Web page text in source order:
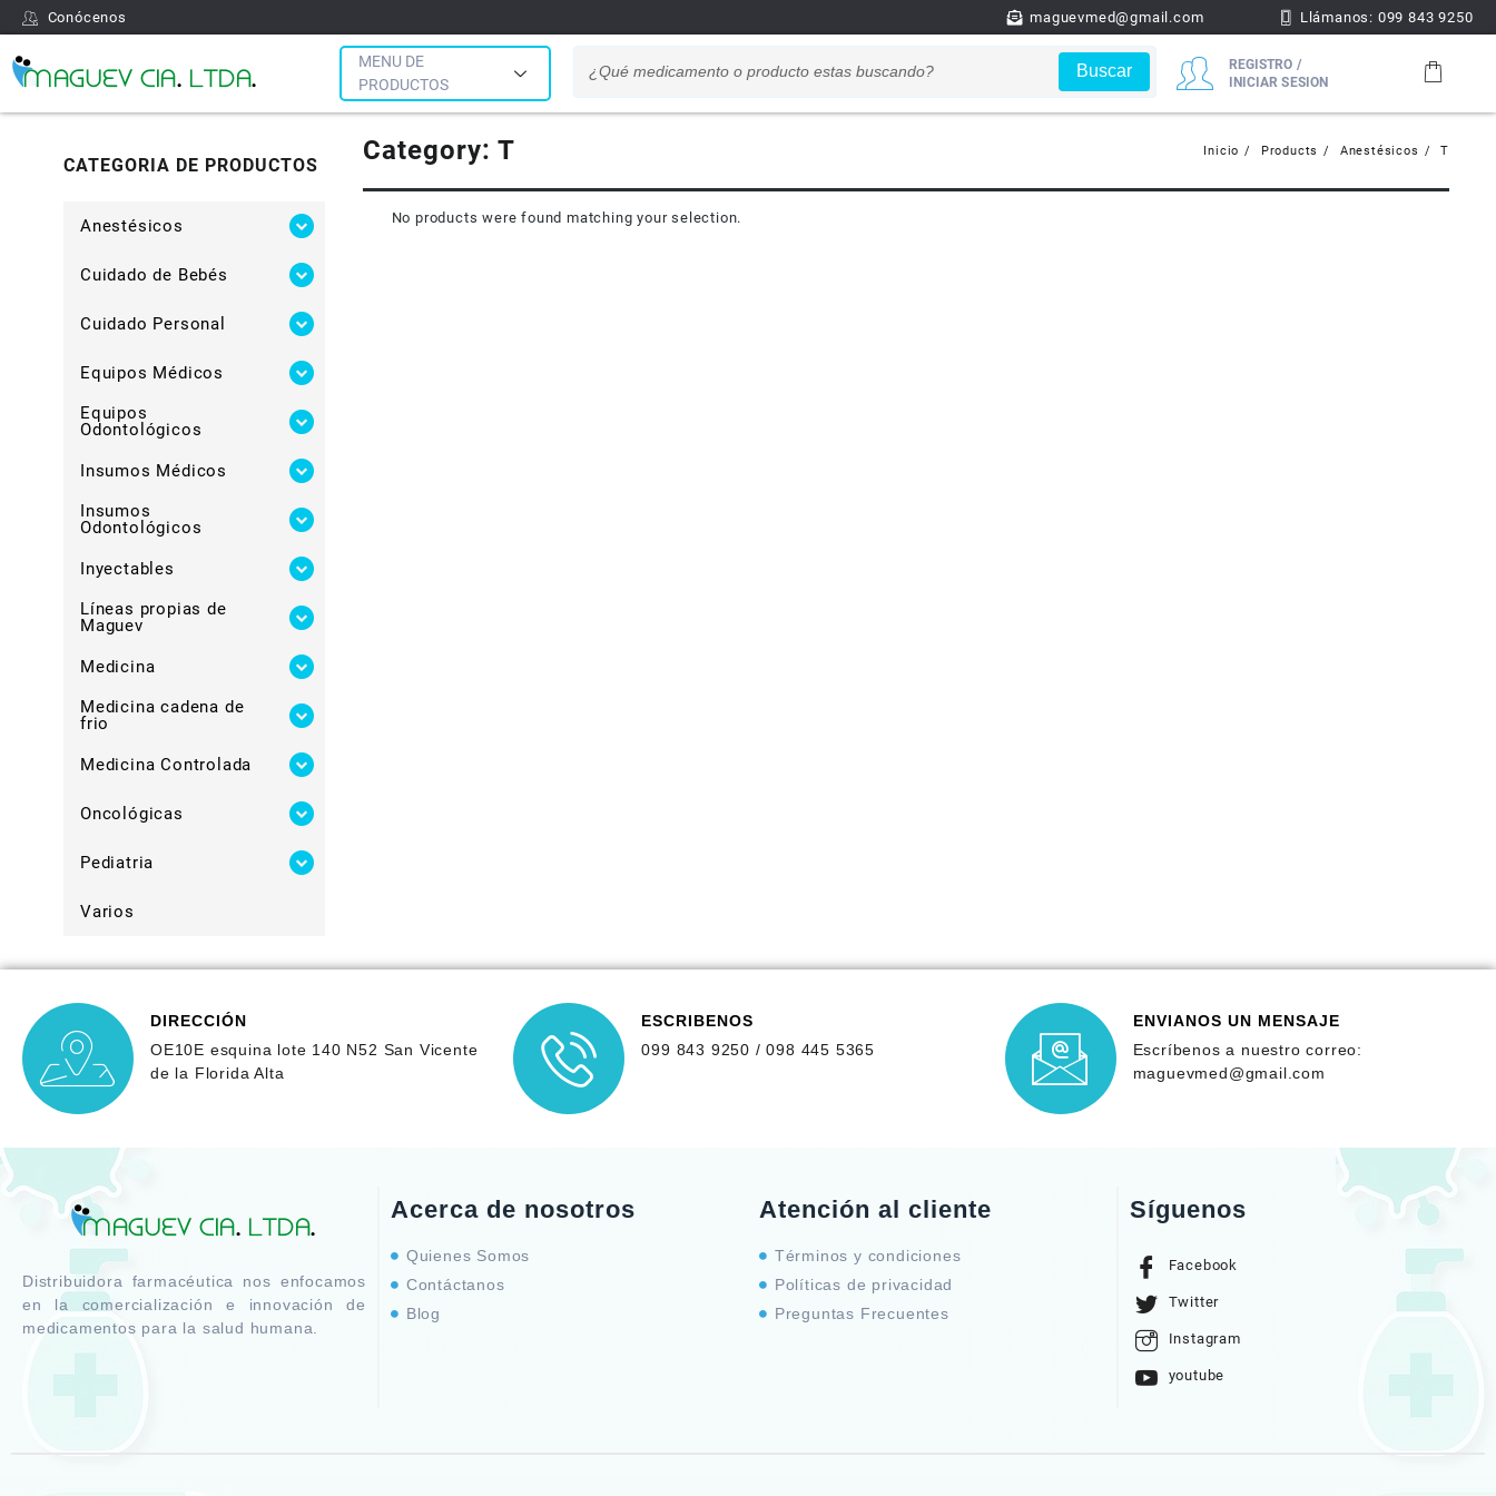
Conócenos maguevmed@gmail.com Llámanos: 099 843 9250
MENU DE
PRODUCTOS
Buscar
REGISTRO /
INICIAR SESION
Category: T Inicio Products Anestésicos T
No products were found matching your selection.
CATEGORIA DE PRODUCTOS
Anestésicos
Cuidado de Bebés
Cuidado Personal
Equipos Médicos
Equipos
Odontológicos
Insumos Médicos
Insumos
Odontológicos
Inyectables
Líneas propias de
Maguev
Medicina
Medicina cadena de
frio
Medicina Controlada
Oncológicas
Pediatria
Varios
DIRECCIÓN
OE10E esquina lote 140 N52 San Vicente
de la Florida Alta
ESCRIBENOS
099 843 9250 / 098 445 5365
ENVIANOS UN MENSAJE
Escríbenos a nuestro correo:
maguevmed@gmail.com
Distribuidora farmacéutica nos enfocamos
en la comercialización e innovación de
medicamentos para la salud humana.
Acerca de nosotros
Quienes Somos
Contáctanos
Blog
Atención al cliente
Términos y condiciones
Políticas de privacidad
Preguntas Frecuentes
Síguenos
Facebook
Twitter
Instagram
youtube